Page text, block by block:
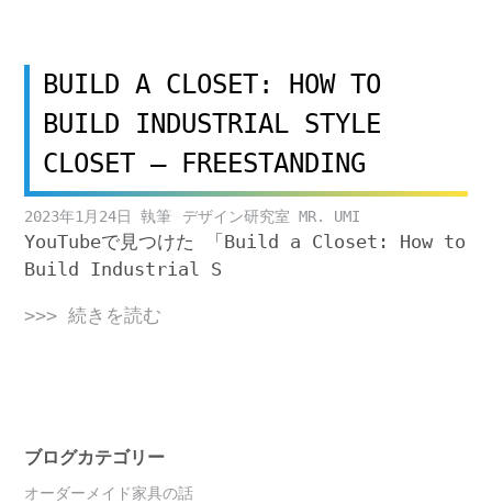
BUILD A CLOSET: HOW TO
BUILD INDUSTRIAL STYLE
CLOSET – FREESTANDING
2023年1月24日 デザイン研究室 MR. UMI
YouTubeで見つけた 「Build a Closet: How to
Build Industrial S
>>> 続きを読む
ブログカテゴリー
オーダーメイド家具の話